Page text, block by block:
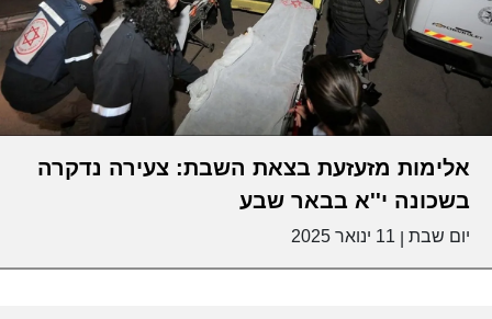
אלימות מזעזעת בצאת השבת: צעירה נדקרה
בשכונה י''א בבאר שבע
יום שבת 11 ינואר 2025